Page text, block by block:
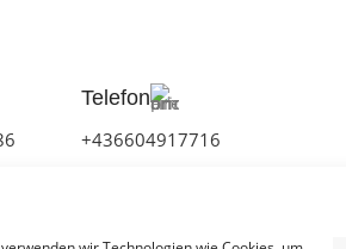
Telefon
+436604917716